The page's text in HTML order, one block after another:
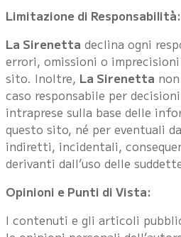
Limitazione di Responsabilità:
La Sirenetta declina ogni
errori, omissioni o
sito. Inoltre, La Sirenetta
caso responsabile per
intraprese sulla base delle
questo sito, né per eventuali
indiretti, incidentali,
derivanti dall’uso delle
Opinioni e Punti di Vista:
I contenuti e gli articoli